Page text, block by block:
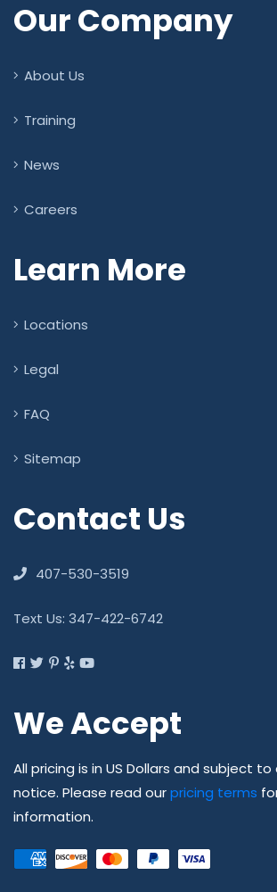
Our Company
About Us
Training
News
Careers
Learn More
Locations
Legal
FAQ
Sitemap
Contact Us
407-530-3519
Text Us: 347-422-6742
We Accept
All pricing is in US Dollars and subject
notice. Please read ourpricing terms
information.